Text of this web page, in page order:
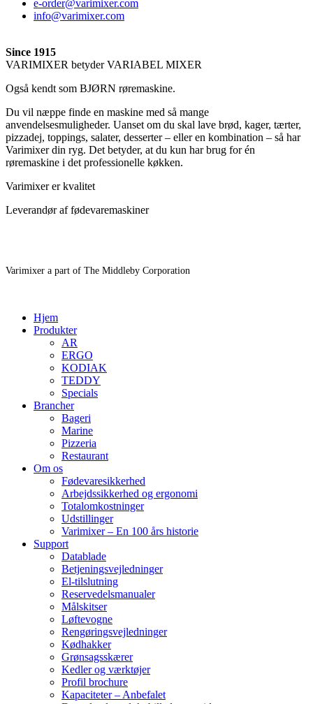
e-order@varimixer.com
info@varimixer.com
Since 1915
VARIMIXER betyder VARIABEL MIXER
Også kendt som BJØRN røremaskine.
Du vil næppe finde en maskine med så mange
anvendelsesmuligheder. Uanset om du skal lave brød, kager, tærter,
pizzadej, toppings, salater, desserter – eller en kombination – så har
Varimixer din ryg. Det betyder, at du kun har brug for én
røremaskine i det professionelle køkken.
Varimixer er kvalitet
Leverandør af fødevaremaskiner
Varimixer a part of The Middleby Corporation
Hjem
Produkter
AR
ERGO
KODIAK
TEDDY
Specials
Brancher
Bageri
Marine
Pizzeria
Restaurant
Om os
Fødevaresikkerhed
Arbejdssikkerhed og ergonomi
Totalomkostninger
Udstillinger
Varimixer – En 100 års historie
Support
Datablade
Betjeningsvejledninger
El-tilslutning
Reservedelsmanualer
Målskitser
Løftevogne
Rengøringsvejledninger
Kødhakker
Grønsagsskærer
Kedler og værktøjer
Profil brochure
Kapaciteter – Anbefalet